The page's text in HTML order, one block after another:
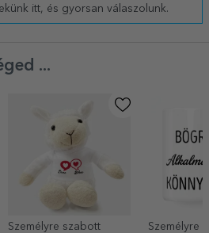
itt, és gyorsan válaszolunk.
...
Személyre szabott
Személyre